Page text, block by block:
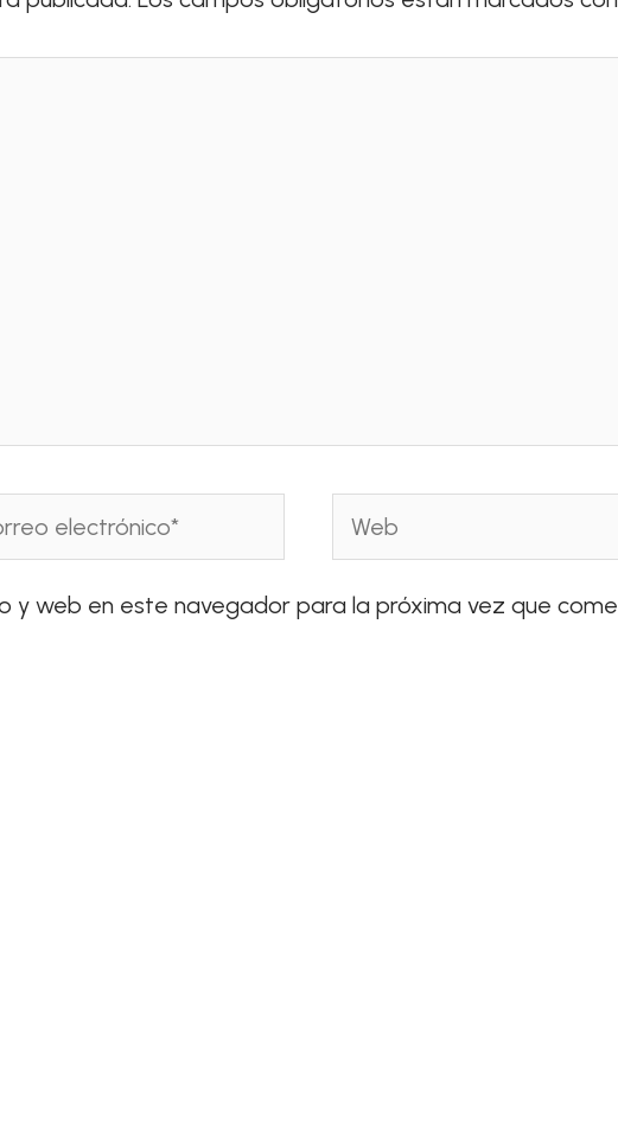
Web
y web en este navegador para la próxima vez que